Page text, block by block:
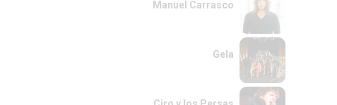
Manuel Carrasco
Gela